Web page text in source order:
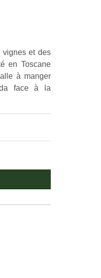
et des
en Toscane
à manger
face à la